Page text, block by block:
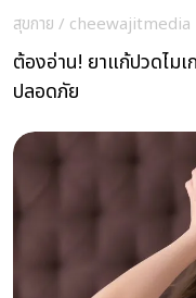
สุขกาย / cheewajitmedia
ต้องอ่าน! ยาแก้ปวดไม
ปลอดภัย